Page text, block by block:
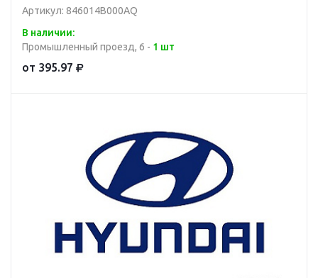
Артикул: 846014B000AQ
В наличии:
Промышленный проезд, 6 - 1 шт
от 395.97